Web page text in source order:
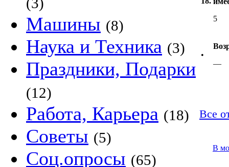
Машины (8)
Наука и Техника (3)
Праздники, Подарки
(12)
Работа, Карьера (18)
Советы (5)
Соц.опросы (65)
5
•
—
Все
В